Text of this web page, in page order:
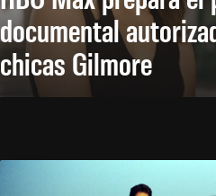
documental
chicas Gilmore